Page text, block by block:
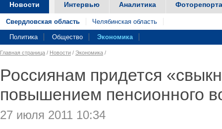
Новости Интервью Аналитика
Свердловская область Челябинская область
Политика Общество Экономика
Главная страница / Новости / Экономика /
Россиянам придется
повышением пенсионного
27 июля 2011 10:34